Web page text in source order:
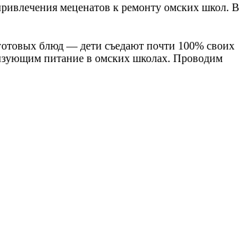
меценатов к ремонту омских школ. В
блюд — дети съедают почти 100% своих
питание в омских школах. Проводим